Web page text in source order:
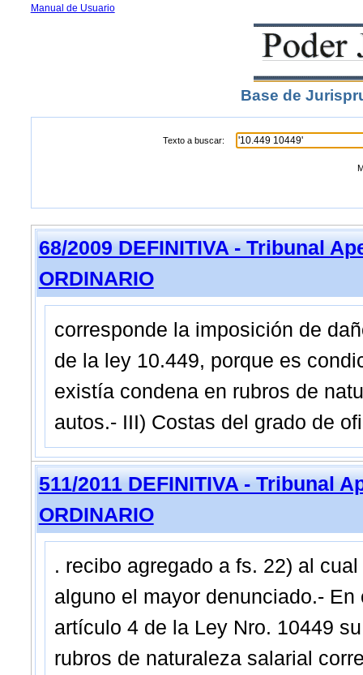
Manual de Usuario
Base de
Texto a buscar:
68/2009 DEFINITIVA - Tribunal
ORDINARIO
corresponde la imposición de
de la ley 10.449, porque es
existía condena en rubros de
autos.- III) Costas del grado de
511/2011 DEFINITIVA - Tribunal
ORDINARIO
. recibo agregado a fs. 22) al
alguno el mayor denunciado.-
artículo 4 de la Ley Nro. 10449
rubros de naturaleza salarial